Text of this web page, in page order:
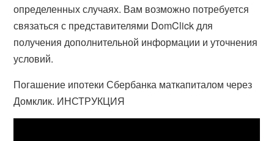
определенных случаях. Вам возможно потребуется
связаться с представителями DomClick для
получения дополнительной информации и уточнения
условий.
Погашение ипотеки Сбербанка маткапиталом через
Домклик. ИНСТРУКЦИЯ